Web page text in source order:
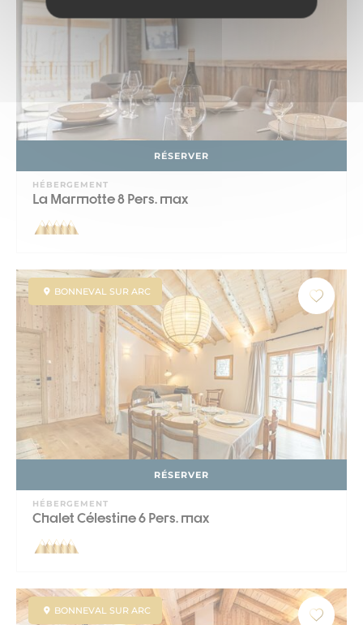
RÉSERVER
HÉBERGEMENT
La Marmotte 8 Pers. max
BONNEVAL SUR ARC
RÉSERVER
HÉBERGEMENT
Chalet Célestine 6 Pers. max
BONNEVAL SUR ARC